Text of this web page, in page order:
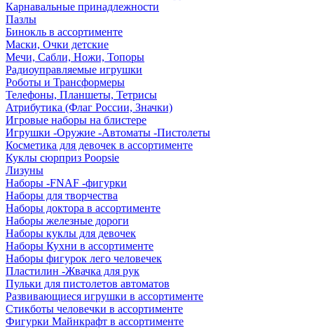
Карнавальные принадлежности
Пазлы
Бинокль в ассортименте
Маски, Очки детские
Мечи, Сабли, Ножи, Топоры
Радиоуправляемые игрушки
Роботы и Трансформеры
Телефоны, Планшеты, Тетрисы
Атрибутика (Флаг России, Значки)
Игровые наборы на блистере
Игрушки -Оружие -Автоматы -Пистолеты
Косметика для девочек в ассортименте
Куклы сюрприз Poopsie
Лизуны
Наборы -FNAF -фигурки
Наборы для творчества
Наборы доктора в ассортименте
Наборы железные дороги
Наборы куклы для девочек
Наборы Кухни в ассортименте
Наборы фигурок лего человечек
Пластилин -Жвачка для рук
Пульки для пистолетов автоматов
Развивающиеся игрушки в ассортименте
Стикботы человечки в ассортименте
Фигурки Майнкрафт в ассортименте